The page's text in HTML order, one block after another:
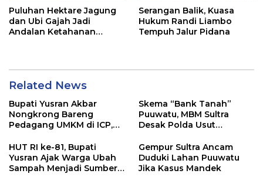
Puluhan Hektare Jagung
dan Ubi Gajah Jadi
Andalan Ketahanan
Serangan Balik, Kuasa
Hukum Randi Liambo
Tempuh Jalur Pidana
Related News
Bupati Yusran Akbar
Nongkrong Bareng
Pedagang UMKM di ICP,
Hidupkan Ekonomi
Kerakyatan
Skema “Bank Tanah”
Puuwatu, MBM Sultra
Desak Polda Usut
Kadin
HUT RI ke-81, Bupati
Yusran Ajak Warga Ubah
Sampah Menjadi Sumber
Gempur Sultra Ancam
Duduki Lahan Puuwatu
Jika Kasus Mandek